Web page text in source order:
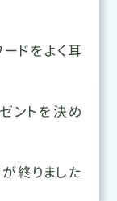
ドをよく耳
ントを決め
終りました